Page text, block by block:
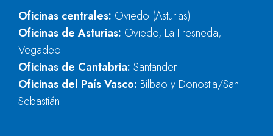
Oficinas centrales: Oviedo (Asturias)
Oficinas de Asturias: Oviedo, La Fresneda,
Vegadeo
Oficinas de Cantabria: Santander
Oficinas del País Vasco: Bilbao y Donostia/San
Sebastián